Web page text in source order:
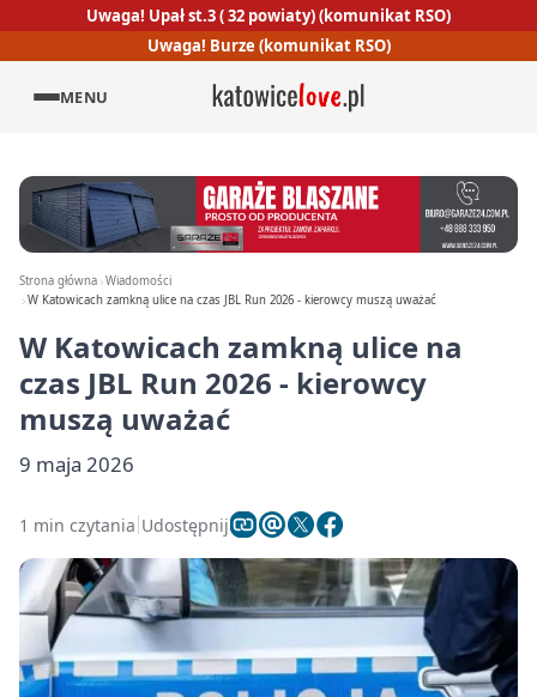
Uwaga! Upał st.3 ( 32 powiaty) (komunikat RSO)
Uwaga! Burze (komunikat RSO)
MENU
Strona główna Wiadomości
W Katowicach zamkną ulice na czas JBL Run 2026 - kierowcy muszą uważać
W Katowicach zamkną ulice na
czas JBL Run 2026 - kierowcy
muszą uważać
9 maja 2026
1 min czytania Udostępnij